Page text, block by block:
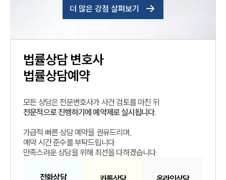
더 많은 강점 살펴보기
법률상담변호사
법률상담예약
모든 상담은 전문변호사가 사건 검토를 마친 뒤
전문적으로 진행하기에 예약제로 실시됩니다.
가급적 빠른 상담 예약을 권유드리며,
예약 시간 준수를 부탁드립니다.
만족스러운 상담을 위해 최선을 다하겠습니다.
전화상담